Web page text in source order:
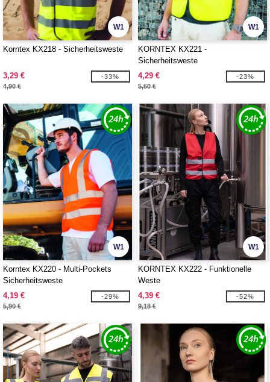
W1
Korntex KX218 - Sicherheitsweste
3,29 €
4,90 €
-33%
W1
KORNTEX KX221 -
Sicherheitsweste
4,29 €
5,60 €
-23%
W1
Korntex KX220 - Multi-Pockets
Sicherheitsweste
4,19 €
5,90 €
-29%
W1
KORNTEX KX222 - Funktionelle
Weste
4,39 €
9,18 €
-52%